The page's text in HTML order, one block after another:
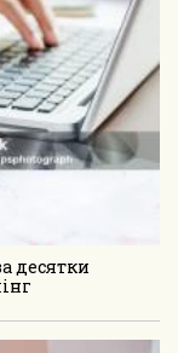
десятки